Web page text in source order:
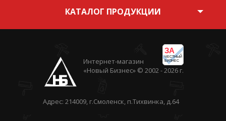
КАТАЛОГ ПРОДУКЦИИ
ЗА
ЧЕСТНЫЙ
БИЗНЕС
Интернет-магазин
«Новый Бизнес» © 2002 - 2026 г.
Адрес: 214009, г.Смоленск, п.Тихвинка, д.64